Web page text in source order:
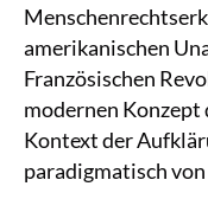
amerikanischen
Französischen
modernen Konzept
Kontext der
paradigmatisch